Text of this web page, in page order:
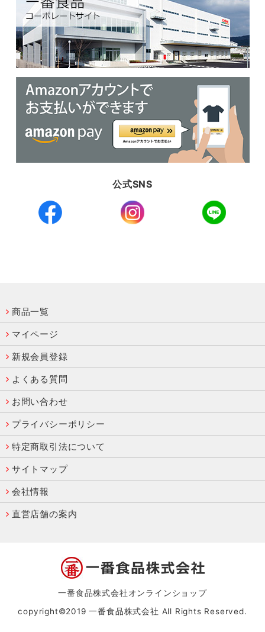
公式SNS
商品一覧
マイページ
新規会員登録
よくある質問
お問い合わせ
プライバシーポリシー
特定商取引法について
サイトマップ
会社情報
直営店舗の案内
一番食品株式会社オンラインショップ
copyright©2019 一番食品株式会社 All Rights Reserved.